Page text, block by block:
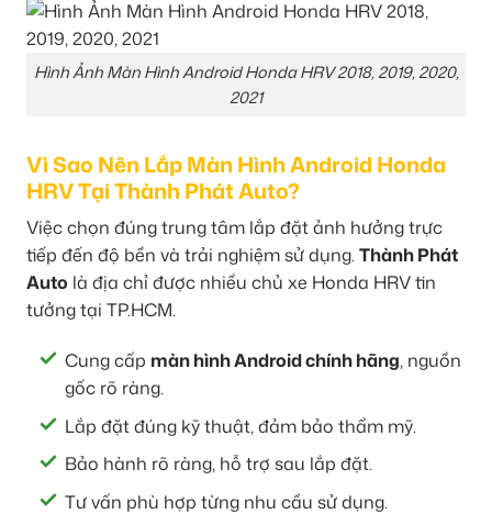
Hình Ảnh Màn Hình Android Honda HRV 2018, 2019, 2020,
2021
Vì Sao Nên Lắp Màn Hình Android Honda
HRV Tại Thành Phát Auto?
Việc chọn đúng trung tâm lắp đặt ảnh hưởng trực
tiếp đến độ bền và trải nghiệm sử dụng.Thành Phát
Auto là địa chỉ được nhiều chủ xe Honda HRV tin
tưởng tại TP.HCM.
Cung cấp màn hình Android chính hãng, nguồn
gốc rõ ràng.
Lắp đặt đúng kỹ thuật, đảm bảo thẩm mỹ.
Bảo hành rõ ràng, hỗ trợ sau lắp đặt.
Tư vấn phù hợp từng nhu cầu sử dụng.